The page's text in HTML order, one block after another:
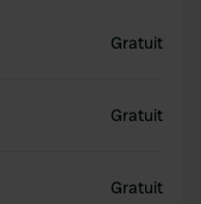
Gratuit
Gratuit
Gratuit